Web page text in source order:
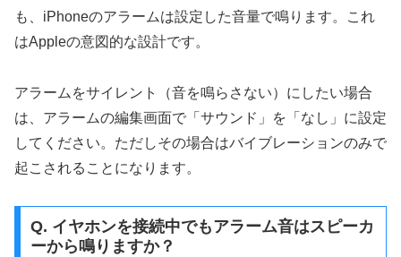
も、iPhoneのアラームは設定した音量で鳴ります。これ
はAppleの意図的な設計です。
アラームをサイレント（音を鳴らさない）にしたい場合
は、アラームの編集画面で「サウンド」を「なし」に設定
してください。ただしその場合はバイブレーションのみで
起こされることになります。
Q. イヤホンを接続中でもアラーム音はスピーカ
ーから鳴りますか？